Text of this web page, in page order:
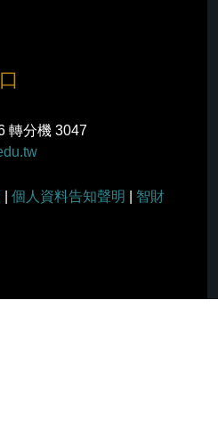
轉分機 3047
個人資料告知聲明
智財